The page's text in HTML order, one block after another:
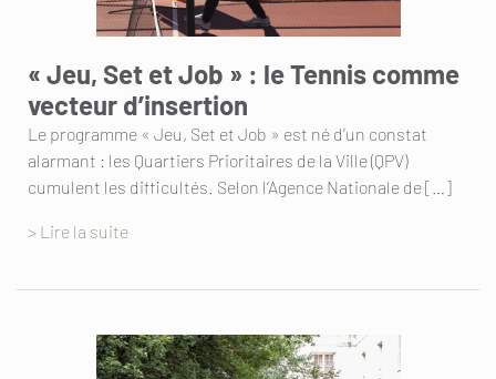
« Jeu, Set et Job » : le Tennis comme
vecteur d’insertion
Le programme « Jeu, Set et Job » est né d’un constat
alarmant : les Quartiers Prioritaires de la Ville (QPV)
cumulent les difficultés. Selon l’Agence Nationale de […]
> Lire la suite